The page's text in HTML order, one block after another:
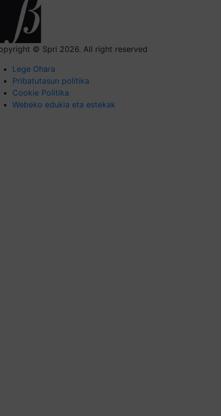
© Spri 2026. All right reserved
Lege Ohara
Pribatutasun politika
Cookie Politika
Webeko edukia eta estekak